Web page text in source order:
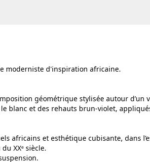
moderniste d'inspiration africaine.
géométrique stylisée autour d’un
blanc et des rehauts brun-violet,
africains et esthétique cubisante, dans
XXᵉ siècle.